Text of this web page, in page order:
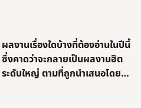
ผลงานเรื่องใดบ้างที่ต้องอ่านในปีนี้
ซึ่งคาดว่าจะกลายเป็นผลงานฮิต
ระดับใหญ่ ตามที่ถูกนำเสนอโดย